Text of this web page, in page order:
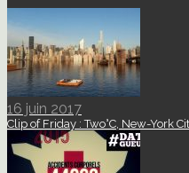
16 juin 2017
Clip of Friday : Two°C, New-York